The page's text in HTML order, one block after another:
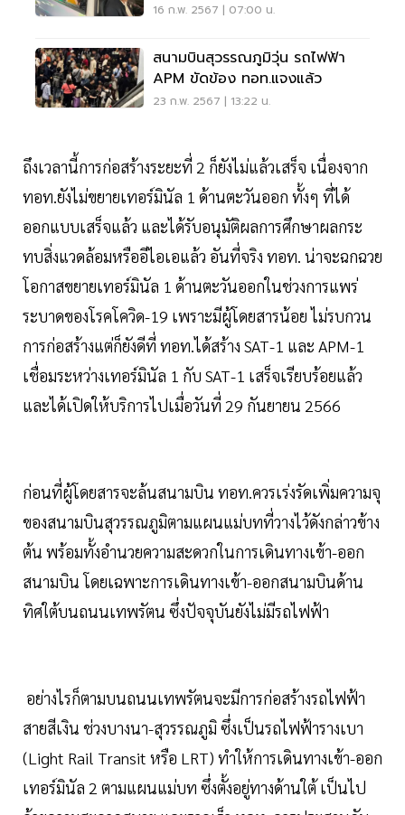
16 ก.พ. 2567 | 07:00 น.
สนามบินสุวรรณภูมิวุ่น รถไฟฟ้า
APM ขัดข้อง ทอท.แจงแล้ว
23 ก.พ. 2567 | 13:22 น.
ถึงเวลานี้การก่อสร้างระยะที่ 2 ก็ยังไม่แล้วเสร็จ เนื่องจาก
ทอท.ยังไม่ขยายเทอร์มินัล 1 ด้านตะวันออก ทั้งๆ ที่ได้
ออกแบบเสร็จแล้ว และได้รับอนุมัติผลการศึกษาผลกระ
ทบสิ่งแวดล้อมหรืออีไอเอแล้ว อันที่จริง ทอท. น่าจะฉกฉวย
โอกาสขยายเทอร์มินัล 1 ด้านตะวันออกในช่วงการแพร่
ระบาดของโรคโควิด-19 เพราะมีผู้โดยสารน้อย ไม่รบกวน
การก่อสร้างแต่ก็ยังดีที่ ทอท.ได้สร้าง SAT-1 และ APM-1
เชื่อมระหว่างเทอร์มินัล 1 กับ SAT-1 เสร็จเรียบร้อยแล้ว
และได้เปิดให้บริการไปเมื่อวันที่ 29 กันยายน 2566
ก่อนที่ผู้โดยสารจะล้นสนามบิน ทอท.ควรเร่งรัดเพิ่มความจุ
ของสนามบินสุวรรณภูมิตามแผนแม่บทที่วางไว้ดังกล่าวข้าง
ต้น พร้อมทั้งอำนวยความสะดวกในการเดินทางเข้า-ออก
สนามบิน โดยเฉพาะการเดินทางเข้า-ออกสนามบินด้าน
ทิศใต้บนถนนเทพรัตน ซึ่งปัจจุบันยังไม่มีรถไฟฟ้า
อย่างไรก็ตามบนถนนเทพรัตนจะมีการก่อสร้างรถไฟฟ้า
สายสีเงิน ช่วงบางนา-สุวรรณภูมิ ซึ่งเป็นรถไฟฟ้ารางเบา
(Light Rail Transit หรือ LRT) ทำให้การเดินทางเข้า-ออก
เทอร์มินัล 2 ตามแผนแม่บท ซึ่งตั้งอยู่ทางด้านใต้ เป็นไป